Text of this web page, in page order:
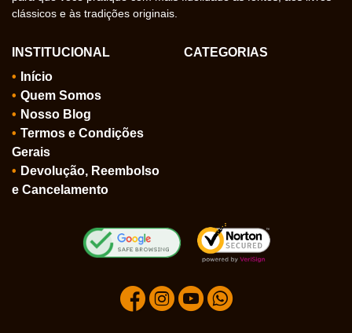
clássicos e às tradições originais.
INSTITUCIONAL
Início
Quem Somos
Nosso Blog
Termos e Condições
Gerais
Devolução, Reembolso
e Cancelamento
CATEGORIAS